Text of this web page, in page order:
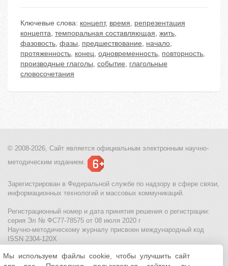
Ключевые слова: концепт, время, репрезентация
концепта, темпоральная составляющая, жить,
фазовость, фазы, предшествование, начало,
протяженность, конец, одновременность, повторность,
производные глаголы, событие, глагольные
словосочетания
© 2008-2026, Сайт является официальным электронным научно-
методическим изданием.
Зарегистрирован в Федеральной службе по надзору в сфере связи,
информационных технологий и массовых коммуникаций.
Регистрационный номер и дата принятия решения о регистрации:
серия Эл № ФС77-78575 от 08 июля 2020 г
Научно-методическому журналу присвоен международный код
ISSN 2304-120X
МЦИТО|Школьные олимпиады и онлайн конкурсы для детей
Мы используем файлы cookie, чтобы улучшить сайт